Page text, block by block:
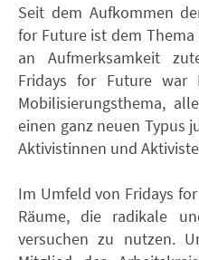
Seit dem Aufkommen
for Future ist dem
an Aufmerksamkeit
Fridays for Future war
Mobilisierungsthema,
einen ganz neuen Typus
Aktivistinnen und
Im Umfeld von Fridays
Räume, die radikale
versuchen zu nutzen.